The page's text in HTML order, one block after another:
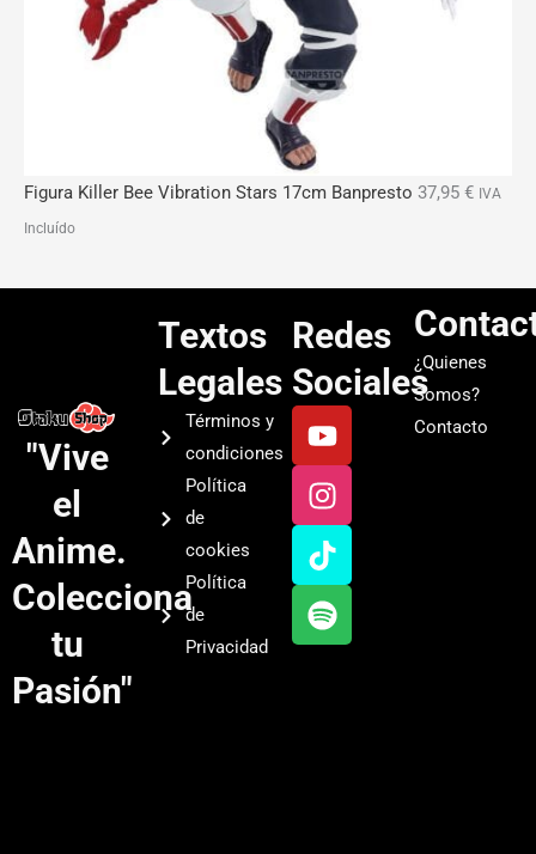
Figura Killer Bee Vibration Stars 17cm Banpresto 37,95 € IVA
Incluído
"Vive
el
Anime.
Colecciona
tu
Pasión"
Textos
Legales
Términos y
condiciones
Política
de
cookies
Política
de
Privacidad
Redes
Sociales
Y
o
u
t
u
b
e
I
n
s
t
a
g
r
a
T
i
k
t
o
k
S
p
o
t
i
f
y
¿Quienes
Somos?
Contacto